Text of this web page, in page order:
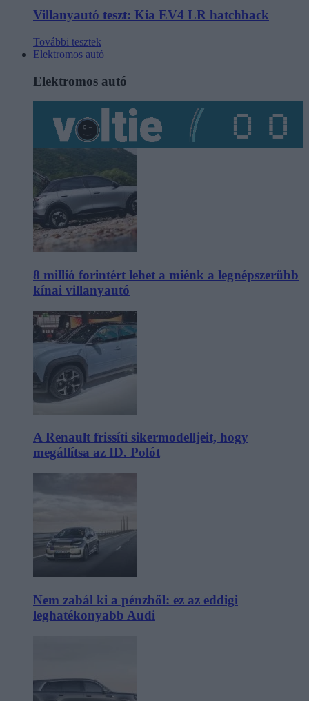
Villanyautó teszt: Kia EV4 LR hatchback
További tesztek
Elektromos autó
Elektromos autó
8 millió forintért lehet a miénk a legnépszerűbb
kínai villanyautó
A Renault frissíti sikermodelljeit, hogy
megállítsa az ID. Polót
Nem zabál ki a pénzből: ez az eddigi
leghatékonyabb Audi